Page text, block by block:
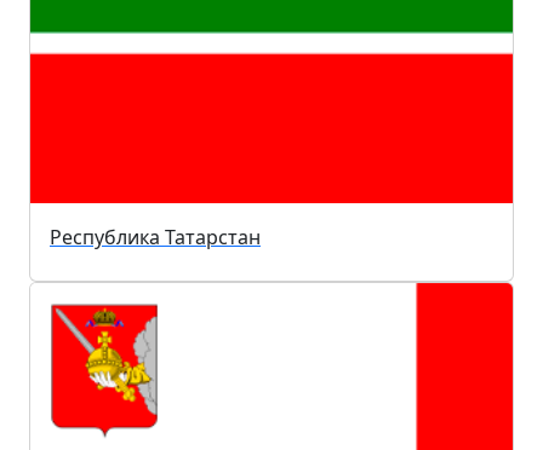
Республика Татарстан